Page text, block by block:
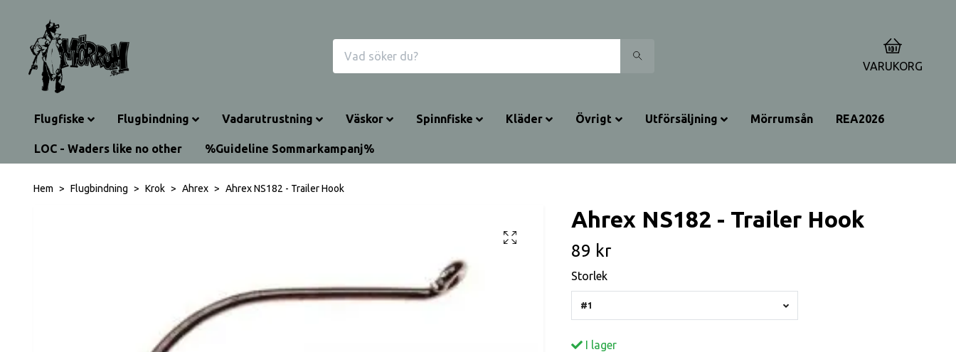
0
VARUKORG
Flugfiske Flugbindning Vadarutrustning Väskor Spinnfiske Kläder Övrigt Utförsäljning Mörrumsån REA2026
LOC - Waders like no other %Guideline Sommarkampanj%
Hem Flugbindning Krok Ahrex Ahrex NS182 - Trailer Hook
Ahrex NS182 - Trailer Hook
89 kr
Storlek
#1
I lager